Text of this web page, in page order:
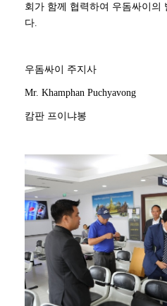
회가 함께 협력하여 우돔싸이의
다.
우돔싸이 주지사
Mr. Khamphan Puchyavong
캄판 프이냐봉